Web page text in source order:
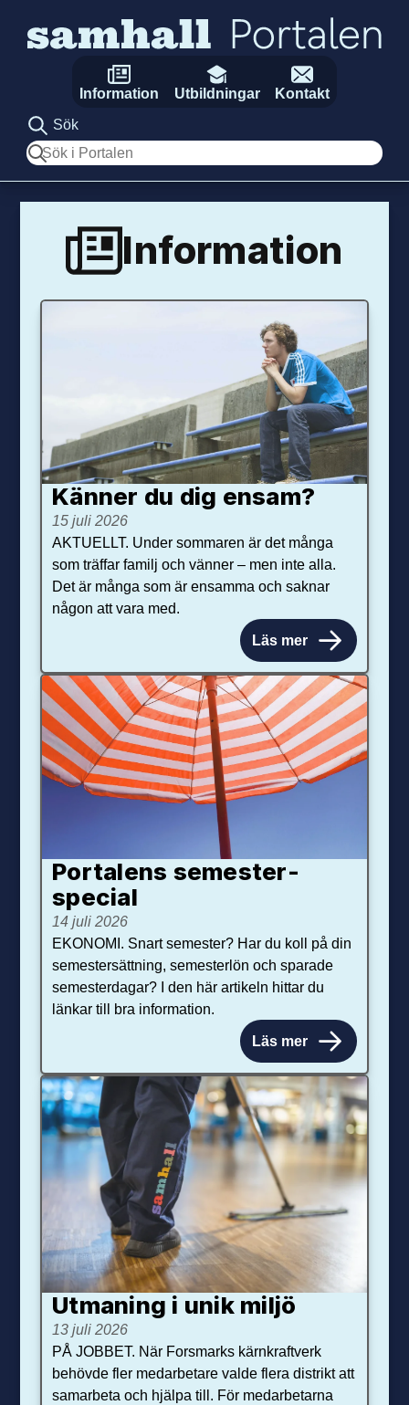
Information Utbildningar
Kontakt
Sök
Sök
Information
Känner du dig ensam?
15 juli 2026
AKTUELLT. Under sommaren är det många
som träffar familj och vänner – men inte alla.
Det är många som är ensamma och saknar
någon att vara med.
Läs mer
Portalens semester­
special
14 juli 2026
EKONOMI. Snart semester? Har du koll på din
semestersättning, semesterlön och sparade
semesterdagar? I den här artikeln hittar du
länkar till bra information.
Läs mer
Utmaning i unik miljö
13 juli 2026
PÅ JOBBET. När Forsmarks kärnkraftverk
behövde fler medarbetare valde flera distrikt att
samarbeta och hjälpa till. För medarbetarna